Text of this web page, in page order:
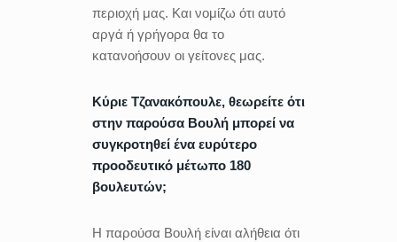
περιοχή μας. Και νομίζω ότι αυτό
αργά ή γρήγορα θα το
κατανοήσουν οι γείτονες μας.
Κύριε Τζανακόπουλε, θεωρείτε ότι
στην παρούσα Βουλή μπορεί να
συγκροτηθεί ένα ευρύτερο
προοδευτικό μέτωπο 180
βουλευτών;
Η παρούσα Βουλή είναι αλήθεια ότι